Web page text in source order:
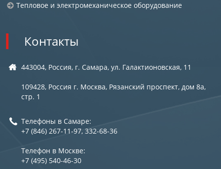
Тепловое и электромеханическое оборудование
Контакты
443004, Россия, г. Самара, ул. Галактионовская, 11
109428, Россия г. Москва, Рязанский проспект, дом 8а,
стр. 1
Телефоны в Самаре:
+7 (846) 267-11-97, 332-68-36
Телефон в Москве:
+7 (495) 540-46-30